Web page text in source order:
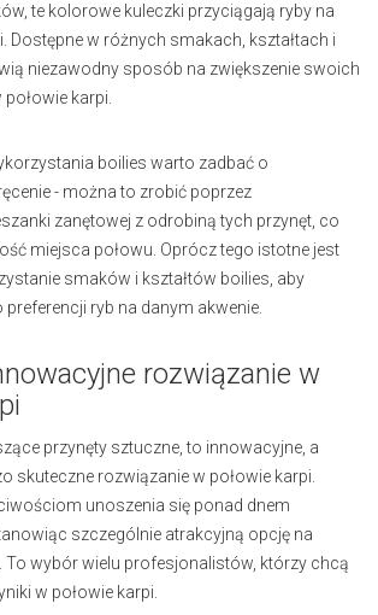
te kolorowe kuleczki przyciągają ryby na
Dostępne w różnych smakach, kształtach i
niezawodny sposób na zwiększenie swoich
karpi.
boilies warto zadbać o
- można to zrobić poprzez
zanętowej z odrobiną tych przynęt, co
miejsca połowu. Oprócz tego istotne jest
smaków i kształtów boilies, aby
ryb na danym akwenie.
rozwiązanie w
przynęty sztuczne, to innowacyjne, a
skuteczne rozwiązanie w połowie karpi.
unoszenia się ponad dnem
szczególnie atrakcyjną opcję na
To wybór wielu profesjonalistów, którzy chcą
w połowie karpi.